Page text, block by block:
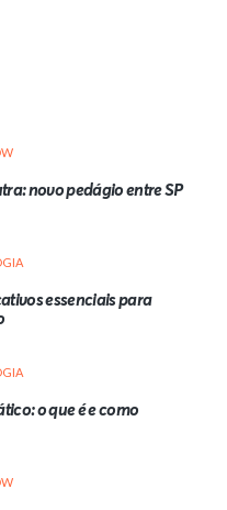
novo pedágio entre SP
essenciais para
o que é e como